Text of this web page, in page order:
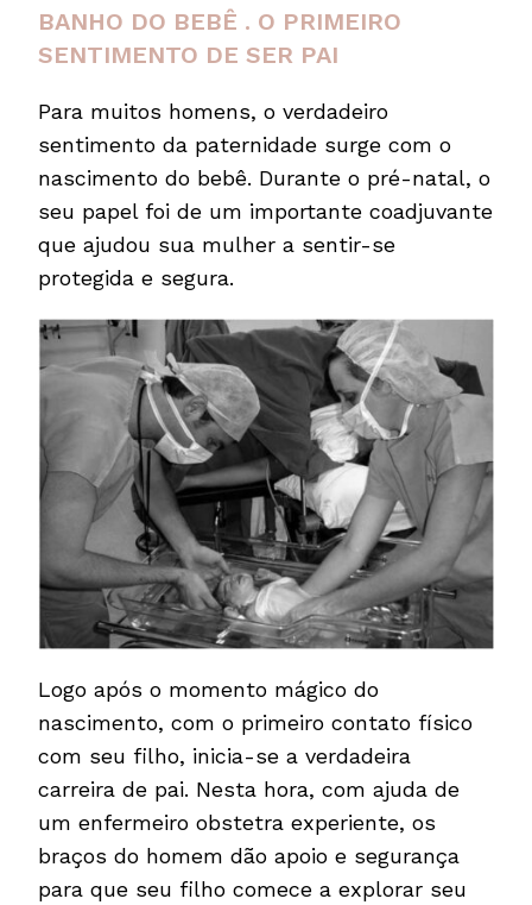
BANHO DO BEBÊ . O PRIMEIRO
SENTIMENTO DE SER PAI
Para muitos homens, o verdadeiro
sentimento da paternidade surge com o
nascimento do bebê. Durante o pré-natal, o
seu papel foi de um importante coadjuvante
que ajudou sua mulher a sentir-se
protegida e segura.
Logo após o momento mágico do
nascimento, com o primeiro contato físico
com seu filho, inicia-se a verdadeira
carreira de pai. Nesta hora, com ajuda de
um enfermeiro obstetra experiente, os
braços do homem dão apoio e segurança
para que seu filho comece a explorar seu